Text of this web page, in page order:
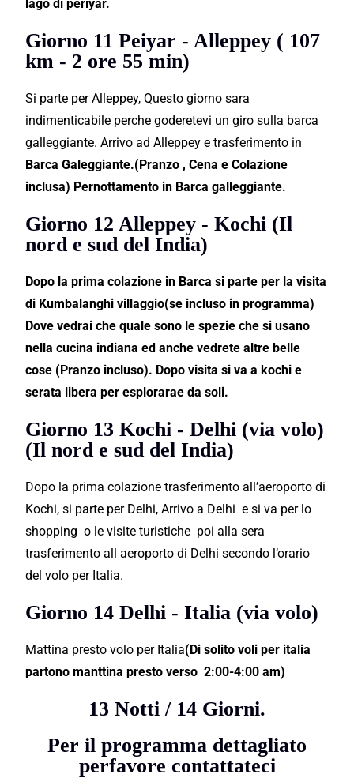
lago di periyar.
Giorno 11 Peiyar - Alleppey ( 107
km - 2 ore 55 min)
Si parte per Alleppey, Questo giorno sara
indimenticabile perche goderetevi un giro sulla barca
galleggiante. Arrivo ad Alleppey e trasferimento in
Barca Galeggiante.(Pranzo , Cena e Colazione
inclusa) Pernottamento in Barca galleggiante.
Giorno 12 Alleppey - Kochi (Il
nord e sud del India)
Dopo la prima colazione in Barca si parte per la visita
di Kumbalanghi villaggio(se incluso in programma)
Dove vedrai che quale sono le spezie che si usano
nella cucina indiana ed anche vedrete altre belle
cose (Pranzo incluso). Dopo visita si va a kochi e
serata libera per esplorarae da soli.
Giorno 13 Kochi - Delhi (via volo)
(Il nord e sud del India)
Dopo la prima colazione trasferimento all’aeroporto di
Kochi, si parte per Delhi, Arrivo a Delhi e si va per lo
shopping o le visite turistiche poi alla sera
trasferimento all aeroporto di Delhi secondo l’orario
del volo per Italia.
Giorno 14 Delhi - Italia (via volo)
Mattina presto volo per Italia(Di solito voli per italia
partono manttina presto verso 2:00-4:00 am)
13 Notti / 14 Giorni.
Per il programma dettagliato
perfavore contattateci